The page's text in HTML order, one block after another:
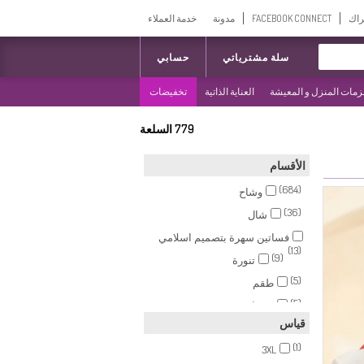
FACEBOOK CONNECT مدونة خدمة العملاء
حسابي سلة مشترياتي
المنزل و المعيشة العناية الذاتية تخفيضات
779السلعة
الأقسام
وشاح
(684)
شال
(36)
فساتين سهرة بتصميم اسلامي
(13)
تنورة
(9)
طقم
(5)
مشبك شعر
(5)
(4)
سترة بدون أكمام
(4)
قياس
3XL
(1)